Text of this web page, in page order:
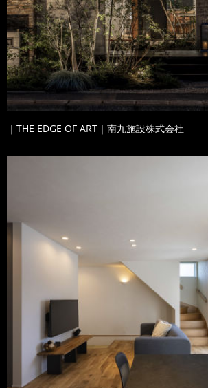
｜THE EDGE OF ART｜南九施設株式会社